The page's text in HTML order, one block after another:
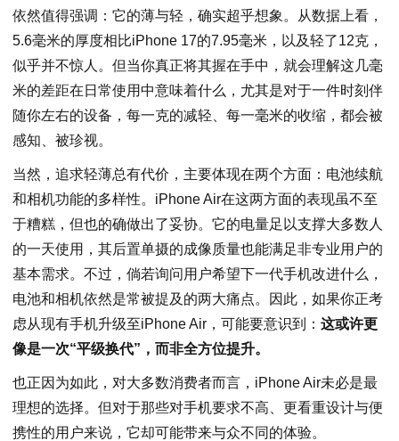
依然值得强调：它的薄与轻，确实超乎想象。从数据上看，
5.6毫米的厚度相比iPhone 17的7.95毫米，以及轻了12克，
似乎并不惊人。但当你真正将其握在手中，就会理解这几毫
米的差距在日常使用中意味着什么，尤其是对于一件时刻伴
随你左右的设备，每一克的减轻、每一毫米的收缩，都会被
感知、被珍视。
当然，追求轻薄总有代价，主要体现在两个方面：电池续航
和相机功能的多样性。iPhone Air在这两方面的表现虽不至
于糟糕，但也的确做出了妥协。它的电量足以支撑大多数人
的一天使用，其后置单摄的成像质量也能满足非专业用户的
基本需求。不过，倘若询问用户希望下一代手机改进什么，
电池和相机依然是常被提及的两大痛点。因此，如果你正考
虑从现有手机升级至iPhone Air，可能要意识到： 这或许更
像是一次“平级换代”，而非全方位提升。
也正因为如此，对大多数消费者而言，iPhone Air未必是最
理想的选择。但对于那些对手机要求不高、更看重设计与便
携性的用户来说，它却可能带来与众不同的体验。